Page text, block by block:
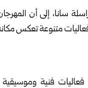
سانا، إلى أن
فعاليات متنوعة تعكس